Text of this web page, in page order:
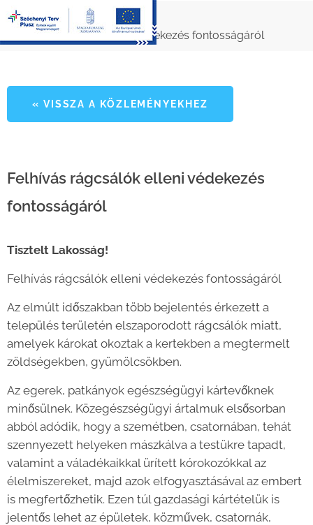
Közlemények »
Felhívás rágcsálók elleni védekezés fontosságáról
« VISSZA A KÖZLEMÉNYEKHEZ
Felhívás rágcsálók elleni védekezés
fontosságáról
Tisztelt Lakosság!
Felhívás rágcsálók elleni védekezés fontosságáról
Az elmúlt időszakban több bejelentés érkezett a
település területén elszaporodott rágcsálók miatt,
amelyek károkat okoztak a kertekben a megtermelt
zöldségekben, gyümölcsökben.
Az egerek, patkányok egészségügyi kártevőknek
minősülnek. Közegészségügyi ártalmuk elsősorban
abból adódik, hogy a szemétben, csatornában, tehát
szennyezett helyeken mászkálva a testükre tapadt,
valamint a váladékaikkal ürített kórokozókkal az
élelmiszereket, majd azok elfogyasztásával az embert
is megfertőzhetik. Ezen túl gazdasági kártételük is
jelentős lehet az épületek, közművek, csatornák,